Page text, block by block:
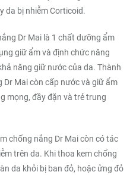
da bị nhiễm Corticoid.
Dr Mai là 1 chất dưỡng ẩm
giữ ẩm và định chức năng
năng giữ nước của da. Thành
Dr Mai còn cấp nước và giữ ẩm
mọng, đầy đặn và trẻ trung
chống nắng Dr Mai còn có tác
trên da. Khi thoa kem chống
da khỏi bị ban đỏ, hoặc ửng đỏ